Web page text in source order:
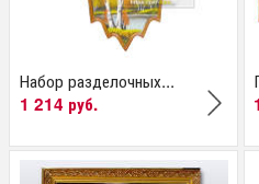
Набор разделочных...
1 214 руб.